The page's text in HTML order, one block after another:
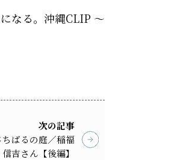
なる。沖縄CLIP ～
次の記事
ばるの庭／稲福
信吉さん【後編】